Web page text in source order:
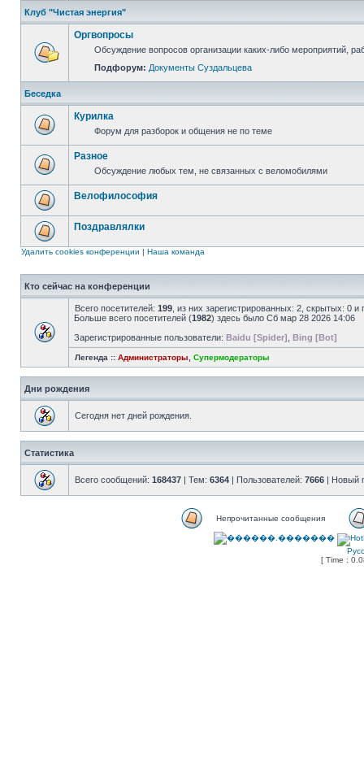
Клуб "Чистая энергия"
Оргвопросы
Обсуждение вопросов организации каких-либо мероприятий,
Подфорум: Документы Суздальцева
Беседка
Курилка
Форум для разборок и общения не по теме
Разное
Обсуждение любых тем, не связанных с веломобилями
Велофилософия
Поздравлялки
Удалить cookies конференции | Наша команда
Кто сейчас на конференции
Всего посетителей: 199 , из них зарегистрированных: 2, скрытых: 0
Больше всего посетителей (1982) здесь было Сб мар 28 2026 14:06
Зарегистрированные пользователи: Baidu [Spider] Bing [Bot]
Легенда :: Администраторы Супермодераторы
Дни рождения
Сегодня нет дней рождения.
Статистика
Всего сообщений: 168437 | Тем: 6364 | Пользователей: 7666 | Новый
Непрочитанные сообщения
[ Time :